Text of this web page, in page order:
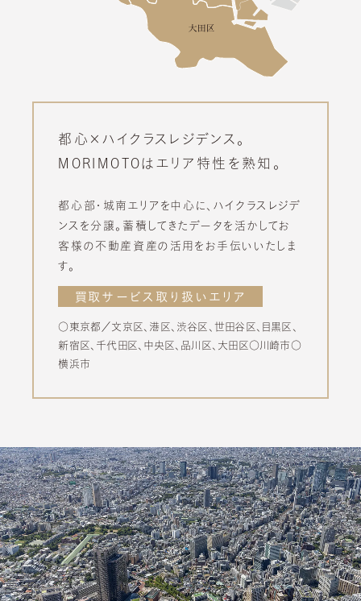
都心×ハイクラスレジデンス。
MORIMOTOはエリア特性を熟知。
都心部・城南エリアを中心に、ハイクラスレジデ
ンスを分譲。 蓄積してきたデータを活かしてお
客様の不動産資産の活用をお手伝いいたしま
す。
買取サービス取り扱いエリア
○東京都／文京区、港区、渋谷区、世田谷区、目黒区、
新宿区、千代田区、中央区、品川区、大田区○川崎市○
横浜市